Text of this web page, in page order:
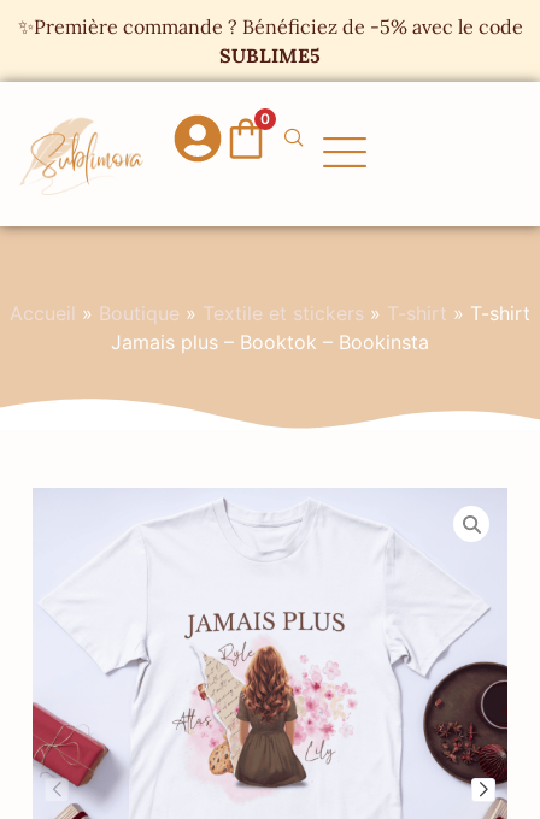
✨Première commande ? Bénéficiez de -5% avec le code
SUBLIME5
0
Accueil » Boutique » Textile et stickers » T-shirt » T-shirt
Jamais plus – Booktok – Bookinsta
Panneau de gestion des cookies